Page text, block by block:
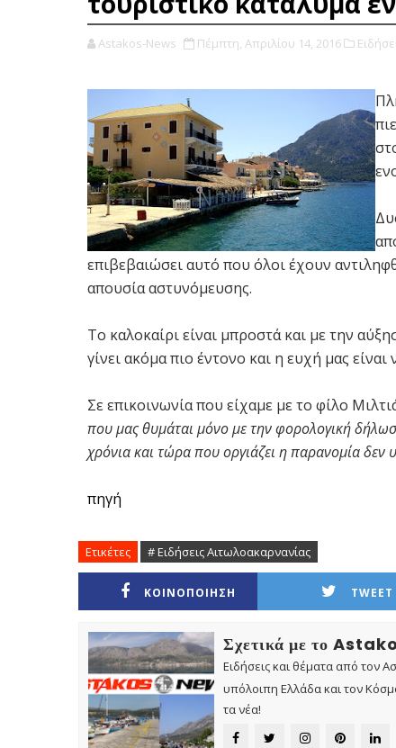
Astakos-News Πέμπτη, Απριλίου 14, 2016
επιβεβαιώσει αυτό που όλοι έχουν
απουσία αστυνόμευσης.
Το καλοκαίρι είναι μπροστά και με την
γίνει ακόμα πιο έντονο και η ευχή μας
Σε επικοινωνία που είχαμε με το φίλο
που μας θυμάται μόνο με την φορολογική
χρόνια και τώρα που οργιάζει η παρανομία δεν
πηγή
Ετικέτες # Ειδήσεις Αιτωλοακαρνανίας
ΚΟΙΝΟΠΟΙΗΣΗ TWEET
Σχετικά με το
Ειδήσεις και θέματα από τον
υπόλοιπη Ελλάδα και τον
τα νέα!